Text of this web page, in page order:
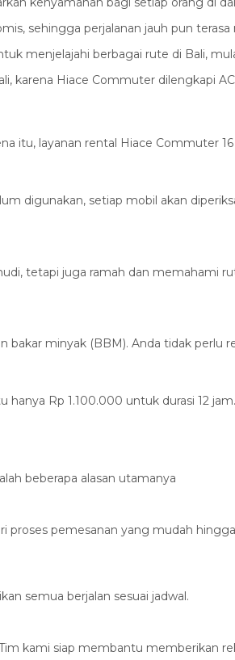
sehingga perjalanan jauh pun
menjelajahi berbagai rute di Bali,
karena Hiace Commuter dilengkapi
itu, layanan rental Hiace Commuter
digunakan, setiap mobil akan
tetapi juga ramah dan memahami
minyak (BBM). Anda tidak perlu
Rp 1.100.000 untuk durasi 12
beberapa alasan utamanya
pemesanan yang mudah
semua berjalan sesuai jadwal.
kami siap membantu memberikan